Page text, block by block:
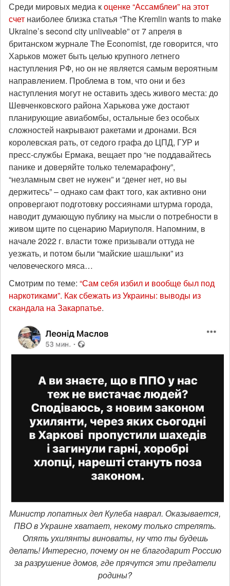
Среди мировых медиа коценке “Ассамблеи” на этот
счет наиболее близка статья “The Kremlin wants to make
Ukraine’s second city unliveable” от 7 апреля в
британском журнале The Economist, где говорится, что
Харьков может быть целью крупного летнего
наступления РФ, но он не является самым вероятным
направлением. Проблема в том, что они и без
наступления могут не оставить здесь живого места: до
Шевченковского района Харькова уже достают
планирующие авиабомбы, остальные без особых
сложностей накрывают ракетами и дронами. Вся
королевская рать, от седого графа до ЦПД, ГУР и
пресс-службы Ермака, вещает про “не поддавайтесь
панике и доверяйте только телемарафону”,
“незламным свет не нужен” и “денег нет, но вы
держитесь” – однако сам факт того, как активно они
опровергают подготовку россиянами штурма города,
наводит думающую публику на мысли о потребности в
живом щите по сценарию Мариуполя. Напомним, в
начале 2022 г. власти тоже призывали оттуда не
уезжать, и потом были “майские шашлыки” из
человеческого мяса…
Смотрим по теме: “Сам себя избил и вообще был под
наркотиками”. Как сбежать из Украины: выводы из
скандала на Закарпатье.
Министр лопатных дел Кулеба наврал. Оказывается,
ПВО в Украине хватает, некому только стрелять.
Опять ухилянты виноваты, ну что ты будешь
делать! Интересно, почему он не благодарит Россию
за разрушение домов, где прячутся эти предатели
родины?